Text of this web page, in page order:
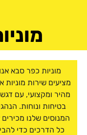
מוניות כפר סבא אנו
מציעים שירות מוניות
מהיר ומקצועי, עם
בטיחות ונוחות.
המנוסים שלנו
כל הדרכים כדי